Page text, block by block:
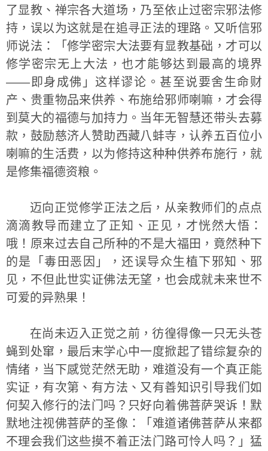
了显教、禅宗各大道场，乃至依止过密宗邪法修
持，误以为这就是在追寻正法的理路。又听信邪
师说法：「修学密宗大法要有显教基础，才可以
修学密宗无上大法，也才能够达到最高的境界
——即身成佛」这样谬论。甚至说要舍生命财
产、贵重物品来供养、布施给邪师喇嘛，才会得
到莫大的福德与加持力。当年无智慧还带头去募
款，鼓励慈济人赞助西藏八蚌寺，认养五百位小
喇嘛的生活费，以为修持这种种供养布施行，就
是修集福德资粮。
迈向正觉修学正法之后，从亲教师们的点点
滴滴教导而建立了正知、正见，才恍然大悟：
哦！原来过去自己所种的不是大福田，竟然种下
的是「毒田恶因」，还误导众生植下邪知、邪
见，不但此世实证佛法无望，也会成就未来世不
可爱的异熟果！
在尚未迈入正觉之前，彷徨得像一只无头苍
蝇到处窜，最后末学心中一度掀起了错综复杂的
情绪，当下感觉茫然无助，难道没有一个真正能
实证，有次第、有方法、又有善知识引导我们如
何契入修行的法门吗？只好向着佛菩萨哭诉！默
默地注视佛菩萨的圣像：「难道诸佛菩萨从来都
不理会我们这些摸不着正法门路可怜人吗？」猛